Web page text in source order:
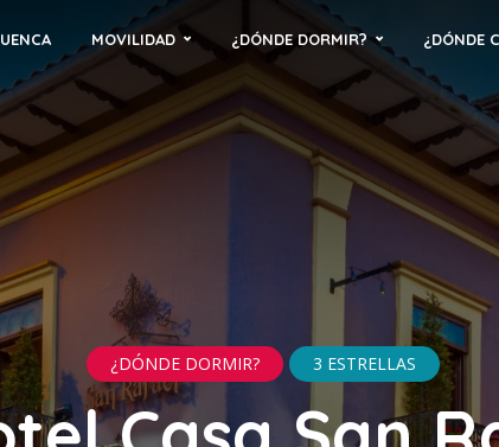
MOVILIDAD ¿DÓNDE DORMIR? ¿DÓNDE
¿DÓNDE DORMIR? 3 ESTRELLAS